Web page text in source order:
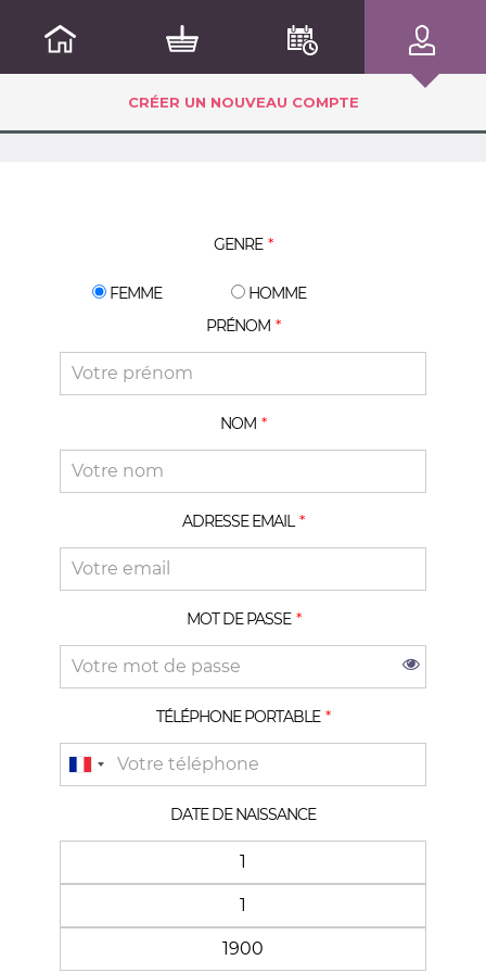
CRÉER UN NOUVEAU COMPTE
GENRE
FEMME
HOMME
PRÉNOM
NOM
ADRESSE EMAIL
MOT DE PASSE
TÉLÉPHONE PORTABLE
DATE DE NAISSANCE